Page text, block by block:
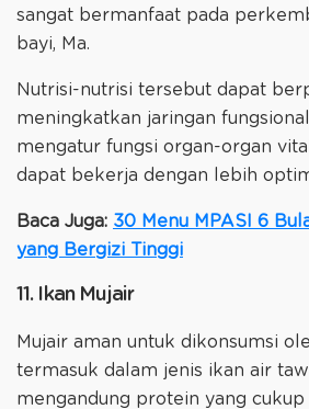
sangat bermanfaat pada
bayi, Ma.
Nutrisi-nutrisi tersebut dapat
meningkatkan jaringan
mengatur fungsi organ-organ
dapat bekerja dengan lebih
Baca Juga: 30 Menu MPASI 6
yang Bergizi Tinggi
11. Ikan Mujair
Mujair aman untuk dikonsumsi
termasuk dalam jenis ikan air
mengandung protein yang cukup